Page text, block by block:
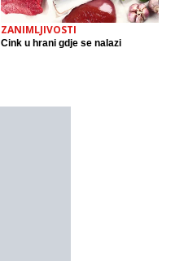
ZANIMLJIVOSTI
Cink u hrani gdje se nalazi